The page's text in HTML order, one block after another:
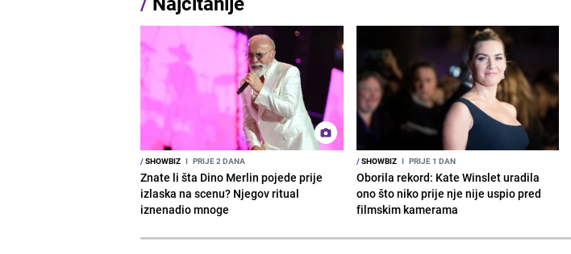
/SHOWBIZ I PRIJE 2 DANA
Znate li šta Dino Merlin pojede prije
izlaska na scenu? Njegov ritual
iznenadio mnoge
/SHOWBIZ I PRIJE 1 DAN
Oborila rekord: Kate Winslet uradila
ono što niko prije nje nije uspio pred
filmskim kamerama